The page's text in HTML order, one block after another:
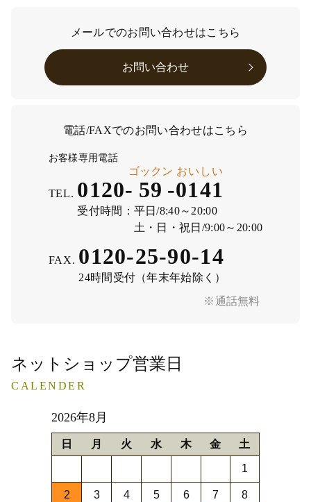
メールでのお問い合わせはこちら
お問い合わせ
電話/FAXでのお問い合わせはこちら
※通話無料
お客様専用電話
TEL. 0120- 59
ゴックン
-0141
おいしい
受付時間： 平日/8:40～20:00
土・日・祝日/9:00～20:00
FAX. 0120-25-90-14
24時間受付（年末年始除く）
ネットショップ営業日
CALENDER
2026年8月
日 月 火 水 木 金 土
1
2 3 4 5 6 7 8